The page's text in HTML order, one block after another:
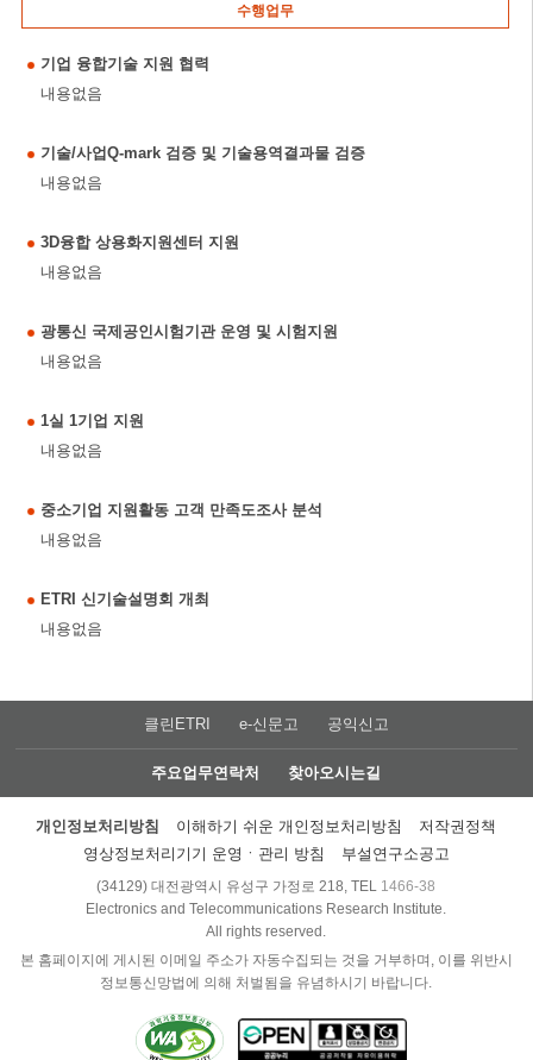
수행업무
기업 융합기술 지원 협력
내용없음
기술/사업Q-mark 검증 및 기술용역결과물 검증
내용없음
3D융합 상용화지원센터 지원
내용없음
광통신 국제공인시험기관 운영 및 시험지원
내용없음
1실 1기업 지원
내용없음
중소기업 지원활동 고객 만족도조사 분석
내용없음
ETRI 신기술설명회 개최
내용없음
클린ETRI e-신문고 공익신고
주요업무연락처 찾아오시는길
개인정보처리방침 이해하기 쉬운 개인정보처리방침
저작권정책
영상정보처리기기 운영ㆍ관리 방침
부설연구소공고
(34129) 대전광역시 유성구 가정로 218, TEL 1466-38
Electronics and Telecommunications Research Institute.
All rights reserved.
본 홈페이지에 게시된 이메일 주소가 자동수집되는 것을 거부하며, 이를 위반시
정보통신망법에 의해 처벌됨을 유념하시기 바랍니다.